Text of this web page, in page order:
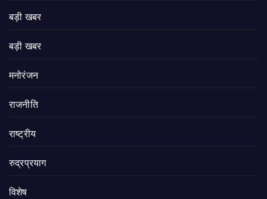
बड़ी खबर
बड़ी खबर
मनोरंजन
राजनीति
राष्ट्रीय
रुद्रप्रयाग
विशेष